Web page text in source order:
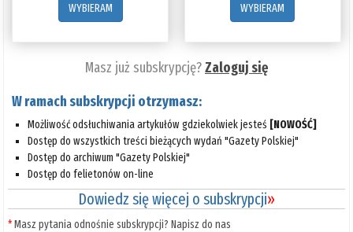
WYBIERAM
WYBIERAM
Masz już subskrypcję?Zaloguj się
W ramach subskrypcji otrzymasz:
Możliwość odsłuchiwania artykułów gdziekolwiek jesteś [NOWOŚĆ]
Dostęp do wszystkich treści bieżących wydań "Gazety Polskiej"
Dostęp do archiwum "Gazety Polskiej"
Dostęp do felietonów on-line
Dowiedz się więcej o subskrypcji»
*Masz pytania odnośnie subskrypcji? Napisz do nas